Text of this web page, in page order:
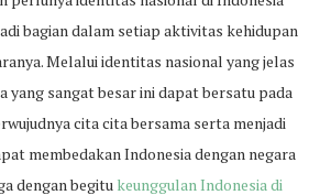
bagian dalam setiap aktivitas kehidupan
Melalui identitas nasional yang jelas
yang sangat besar ini dapat bersatu pada
cita cita bersama serta menjadi
membedakan Indonesia dengan negara
dengan begitu keunggulan Indonesia di